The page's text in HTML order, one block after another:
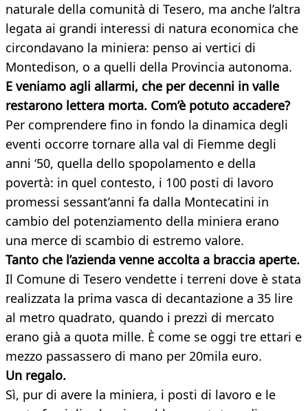
naturale della comunità di Tesero, ma anche l’altra
legata ai grandi interessi di natura economica che
circondavano la miniera: penso ai vertici di
Montedison, o a quelli della Provincia autonoma.
E veniamo agli allarmi, che per decenni in valle
restarono lettera morta. Com’è potuto accadere?
Per comprendere fino in fondo la dinamica degli
eventi occorre tornare alla val di Fiemme degli
anni ‘50, quella dello spopolamento e della
povertà: in quel contesto, i 100 posti di lavoro
promessi sessant’anni fa dalla Montecatini in
cambio del potenziamento della miniera erano
una merce di scambio di estremo valore.
Tanto che l’azienda venne accolta a braccia aperte.
Il Comune di Tesero vendette i terreni dove è stata
realizzata la prima vasca di decantazione a 35 lire
al metro quadrato, quando i prezzi di mercato
erano già a quota mille. È come se oggi tre ettari e
mezzo passassero di mano per 20mila euro.
Un regalo.
Sì, pur di avere la miniera, i posti di lavoro e le